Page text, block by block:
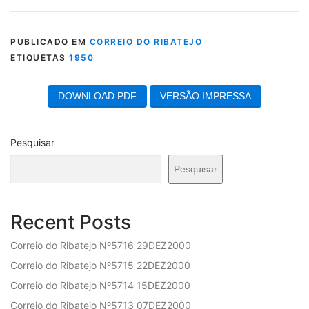
PUBLICADO EM CORREIO DO RIBATEJO
ETIQUETAS 1950
DOWNLOAD PDF VERSÃO IMPRESSA
Pesquisar
Pesquisar
Recent Posts
Correio do Ribatejo Nº5716 29DEZ2000
Correio do Ribatejo Nº5715 22DEZ2000
Correio do Ribatejo Nº5714 15DEZ2000
Correio do Ribatejo Nº5713 07DEZ2000